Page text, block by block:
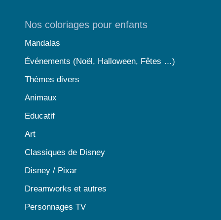
Nos coloriages pour enfants
Mandalas
Événements (Noël, Halloween, Fêtes …)
Thèmes divers
Animaux
Educatif
Art
Classiques de Disney
Disney / Pixar
Dreamworks et autres
Personnages TV